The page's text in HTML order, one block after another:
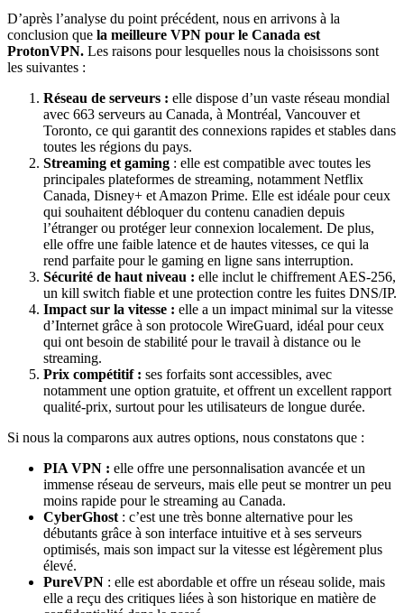
D’après l’analyse du point précédent, nous en arrivons à la
conclusion que la meilleure VPN pour le Canada est
ProtonVPN. Les raisons pour lesquelles nous la choisissons sont
les suivantes :
Réseau de serveurs : elle dispose d’un vaste réseau mondial
avec 663 serveurs au Canada, à Montréal, Vancouver et
Toronto, ce qui garantit des connexions rapides et stables dans
toutes les régions du pays.
Streaming et gaming : elle est compatible avec toutes les
principales plateformes de streaming, notamment Netflix
Canada, Disney+ et Amazon Prime. Elle est idéale pour ceux
qui souhaitent débloquer du contenu canadien depuis
l’étranger ou protéger leur connexion localement. De plus,
elle offre une faible latence et de hautes vitesses, ce qui la
rend parfaite pour le gaming en ligne sans interruption.
Sécurité de haut niveau : elle inclut le chiffrement AES-256,
un kill switch fiable et une protection contre les fuites DNS/IP.
Impact sur la vitesse : elle a un impact minimal sur la vitesse
d’Internet grâce à son protocole WireGuard, idéal pour ceux
qui ont besoin de stabilité pour le travail à distance ou le
streaming.
Prix compétitif : ses forfaits sont accessibles, avec
notamment une option gratuite, et offrent un excellent rapport
qualité-prix, surtout pour les utilisateurs de longue durée.
Si nous la comparons aux autres options, nous constatons que :
PIA VPN : elle offre une personnalisation avancée et un
immense réseau de serveurs, mais elle peut se montrer un peu
moins rapide pour le streaming au Canada.
CyberGhost : c’est une très bonne alternative pour les
débutants grâce à son interface intuitive et à ses serveurs
optimisés, mais son impact sur la vitesse est légèrement plus
élevé.
PureVPN : elle est abordable et offre un réseau solide, mais
elle a reçu des critiques liées à son historique en matière de